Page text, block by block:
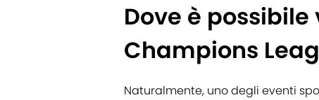
Dove è
Champions
Naturalmente, uno degli eventi